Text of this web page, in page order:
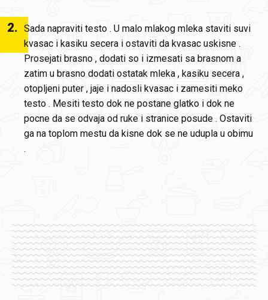
2. Sada napraviti testo . U malo mlakog mleka staviti suvi
kvasac i kasiku secera i ostaviti da kvasac uskisne .
Prosejati brasno , dodati so i izmesati sa brasnom a
zatim u brasno dodati ostatak mleka , kasiku secera ,
otopljeni puter , jaje i nadosli kvasac i zamesiti meko
testo . Mesiti testo dok ne postane glatko i dok ne
pocne da se odvaja od ruke i stranice posude . Ostaviti
ga na toplom mestu da kisne dok se ne udupla u obimu
.